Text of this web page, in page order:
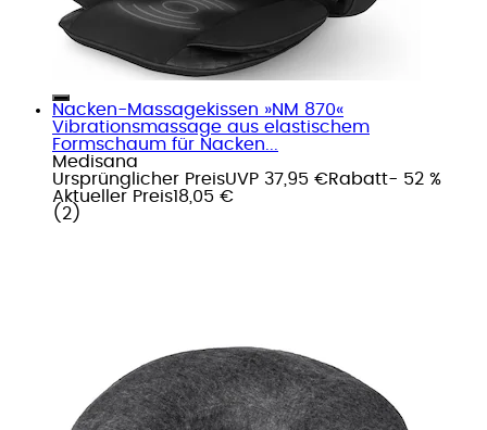
Nacken-Massagekissen »NM 870«
Vibrationsmassage aus elastischem
Formschaum für Nacken...
Medisana
Ursprünglicher PreisUVP 37,95 €Rabatt- 52 %
Aktueller Preis18,05 €
( 2 )